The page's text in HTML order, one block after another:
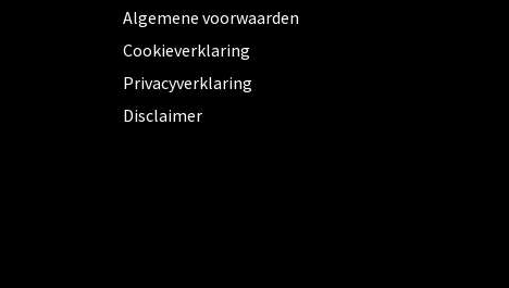
Algemene voorwaarden
Cookieverklaring
Privacyverklaring
Disclaimer